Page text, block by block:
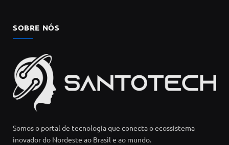
SOBRE NÓS
Somos o portal de tecnologia que conecta o ecossistema
inovador do Nordeste ao Brasil e ao mundo.